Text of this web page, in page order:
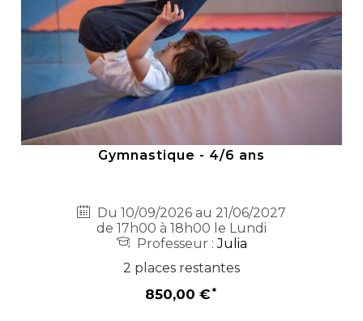
Gymnastique - 4/6 ans
Du 10/09/2026 au 21/06/2027
de 17h00 à 18h00 le Lundi
Professeur :Julia
2 places restantes
850,00 €